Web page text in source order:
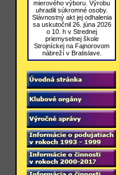
mierového výboru. Výrobu
uhradili súkromné osoby.
Slávnostný akt jej odhalenia
sa uskutočnil 26. júna 2026
o 10. h v Strednej
priemyselnej škole
Strojníckej na Fajnorovom
nábreží v Bratislave.